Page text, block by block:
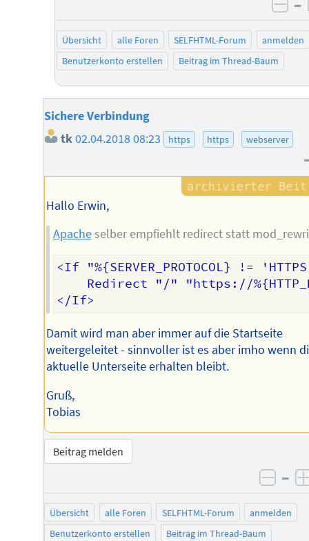
–
Übersicht alle Foren SELFHTML-Forum
anmelden
Benutzerkonto erstellen
Beitrag im Thread-Baum
Sichere Verbindung
tk02.04.2018 08:23 https https webserver
Hallo Erwin,
Apacheselber empfiehlt redirect statt
<If "%{SERVER_PROTOCOL} !=
Redirect "/" "https://
Damit wird man aber immer auf die Startseite
weitergeleitet - sinnvoller ist es aber imho wenn
aktuelle Unterseite erhalten bleibt.
Gruß,
Tobias
Beitrag melden
–
Übersicht alle Foren SELFHTML-Forum
anmelden
Benutzerkonto erstellen
Beitrag im Thread-Baum